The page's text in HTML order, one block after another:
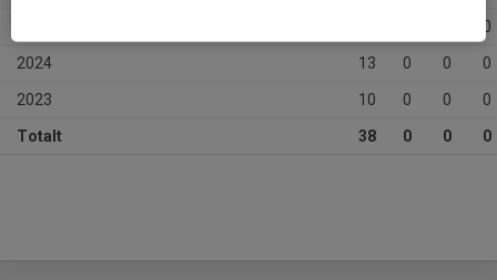
0
2024 13 0 0 0
2023 10 0 0 0
Totalt 38 0 0 0